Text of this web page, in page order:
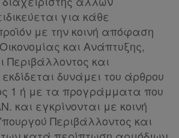
για κάθε
με την κοινή απόφαση
και Ανάπτυξης,
Περιβάλλοντος και
δυνάμει του άρθρου
1 ή με τα προγράμματα που
και εγκρίνονται με κοινή
Περιβάλλοντος και